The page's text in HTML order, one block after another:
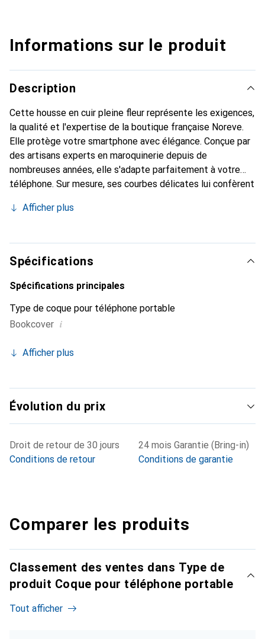
Informations sur le produit
Description
Cette housse en cuir pleine fleur représente les exigences,
la qualité et l'expertise de la boutique française Noreve.
Elle protège votre smartphone avec élégance. Conçue par
des artisans experts en maroquinerie depuis de
nombreuses années, elle s'adapte parfaitement à votre
téléphone. Sur mesure, ses courbes délicates lui confèrent
et indispensable pour votre smartphone. Reconnaître
marque Noreve est un choix sûr pour une clientèle
exigeante.
Afficher plus
Spécifications
Spécifications principales
Type de coque pour téléphone portable
Bookcover i
Afficher plus
Évolution du prix
Droit de retour de 30 jours
Conditions de retour
24 mois Garantie (Bring-in)
Conditions de garantie
Comparer les produits
Classement des ventes dans Type de
produit Coque pour téléphone portable
Tout afficher